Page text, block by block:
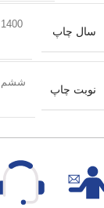
سال چاپ
1400
نوبت چاپ
ششم